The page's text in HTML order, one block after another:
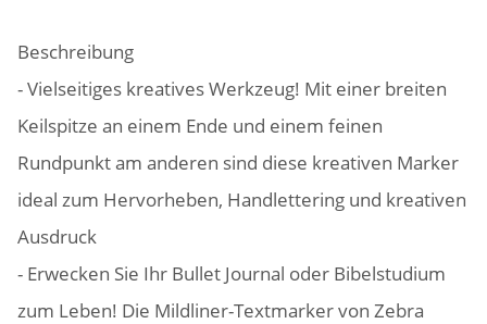
Beschreibung
- Vielseitiges kreatives Werkzeug! Mit einer breiten
Keilspitze an einem Ende und einem feinen
Rundpunkt am anderen sind diese kreativen Marker
ideal zum Hervorheben, Handlettering und kreativen
Ausdruck
- Erwecken Sie Ihr Bullet Journal oder Bibelstudium
zum Leben! Die Mildliner-Textmarker von Zebra